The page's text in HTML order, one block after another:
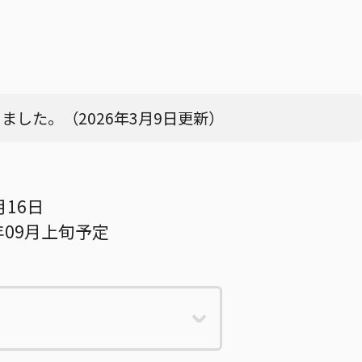
した。（2026年3月9日更新）
16日
月上旬予定